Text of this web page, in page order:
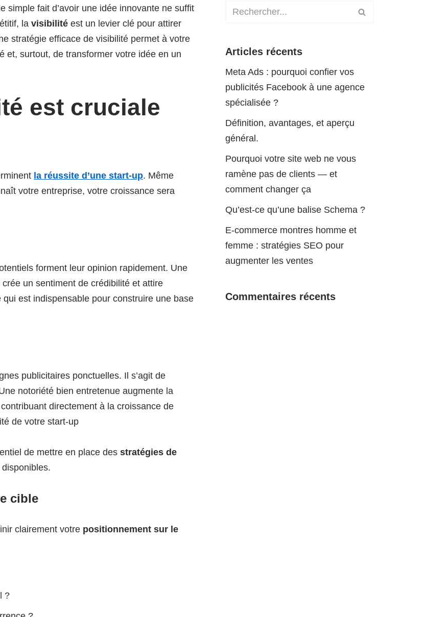
simple fait d’avoir une idée innovante ne suffit
la visibilité est un levier clé pour attirer
stratégie efficace de visibilité permet à votre
et, surtout, de transformer votre idée en un
est cruciale
la réussite d’une start-up. Même
votre entreprise, votre croissance sera
forment leur opinion rapidement. Une
un sentiment de crédibilité et attire
qui est indispensable pour construire une base
publicitaires ponctuelles. Il s’agit de
notoriété bien entretenue augmente la
directement à la croissance de
de votre start-up
de mettre en place des stratégies de
cible
clairement votre positionnement sur le
?
Articles récents
Meta Ads : pourquoi confier vos
publicités Facebook à une agence
spécialisée ?
Définition, avantages, et aperçu
général.
Pourquoi votre site web ne vous
ramène pas de clients — et
comment changer ça
Qu’est-ce qu’une balise Schema ?
E-commerce montres homme et
femme : stratégies SEO pour
augmenter les ventes
Commentaires récents